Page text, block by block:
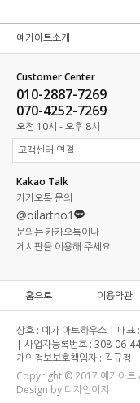
예가아트소개
Customer Center
010-2887-7269
070-4252-7269
오전 10시 - 오후 8시
고객센터 연결
Kakao Talk
카카오톡 문의
@oilartno1
문의는 카카오톡이나
게시판을 이용해 주세요
홈으로 이용약관
상호 : 예가 아트하우스 | 대표 :
| 사업자등록번호 : 308-06-
개인정보보호책임자 : 김규정
Copyright © 2017 예가아
Design by 디자인이지